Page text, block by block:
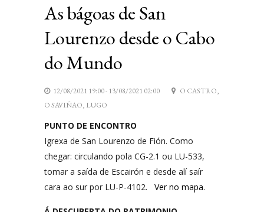
As bágoas de San
Lourenzo desde o Cabo
do Mundo
12/08/2021 19:00 - 13/08/2021 02:00
O CASTRO,
O SAVIÑAO, LUGO
PUNTO DE ENCONTRO
Igrexa de San Lourenzo de Fión. Como
chegar: circulando pola CG-2.1 ou LU-533,
tomar a saída de Escairón e desde alí saír
cara ao sur por LU-P-4102. Ver no mapa.